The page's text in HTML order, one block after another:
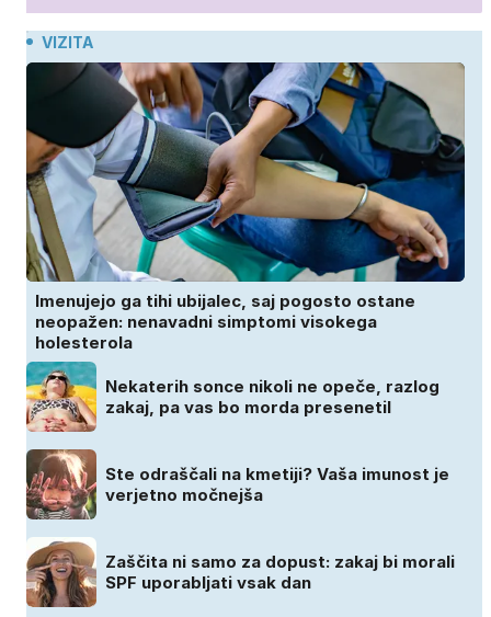
VIZITA
Imenujejo ga tihi ubijalec, saj pogosto ostane
neopažen: nenavadni simptomi visokega
holesterola
Nekaterih sonce nikoli ne opeče, razlog
zakaj, pa vas bo morda presenetil
Ste odraščali na kmetiji? Vaša imunost je
verjetno močnejša
Zaščita ni samo za dopust: zakaj bi morali
SPF uporabljati vsak dan